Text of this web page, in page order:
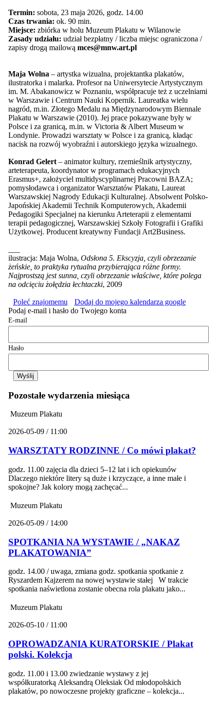
Termin: sobota, 23 maja 2026, godz. 14.00
Czas trwania: ok. 90 min.
Miejsce: zbiórka w holu Muzeum Plakatu w Wilanowie
Zasady udziału: udział bezpłatny / liczba miejsc ograniczona /
zapisy drogą mailową mces@mnw.art.pl
Maja Wolna – artystka wizualna, projektantka plakatów,
ilustratorka i malarka. Profesor na Uniwersytecie Artystycznym
im. M. Abakanowicz w Poznaniu, współpracuje też z uczelniami
w Warszawie i Centrum Nauki Kopernik. Laureatka wielu
nagród, m.in. Złotego Medalu na Międzynarodowym Biennale
Plakatu w Warszawie (2010). Jej prace pokazywane były w
Polsce i za granicą, m.in. w Victoria & Albert Museum w
Londynie. Prowadzi warsztaty w Polsce i za granicą, kładąc
nacisk na rozwój wyobraźni i autorskiego języka wizualnego.
Konrad Gelert– animator kultury, rzemieślnik artystyczny,
arteterapeuta, koordynator w programach edukacyjnych
Erasmus+, założyciel multidyscyplinarnej Pracowni BAZA;
pomysłodawca i organizator Warsztatów Plakatu, Laureat
Warszawskiej Nagrody Edukacji Kulturalnej. Absolwent Polsko-
Japońskiej Akademii Technik Komputerowych, Akademii
Pedagogiki Specjalnej na kierunku Arteterapii z elementami
terapii pedagogicznej, Warszawskiej Szkoły Fotografii i Grafiki
Użytkowej. Producent kreatywny Fundacji Art2Business.
ilustracja: Maja Wolna, Odsłona 5. Ekscyzja, czyli obrzezanie
żeńskie, to praktyka rytualna przybierająca różne formy.
Najprostszą jest sunna, czyli obrzezanie właściwe, które polega
na odcięciu żołędzia łechtaczki, 2009
Poleć znajomemu
Dodaj do mojego kalendarza google
Podaj e-mail i hasło do Twojego konta
E-mail
Hasło
Pozostałe wydarzenia miesiąca
Muzeum Plakatu
2026-05-09 / 11:00
WARSZTATY RODZINNE / Co mówi plakat?
godz. 11.00 zajęcia dla dzieci 5–12 lat i ich opiekunów
Dlaczego niektóre litery są duże i krzyczące, a inne małe i
spokojne? Jak kolory mogą zachęcać...
Muzeum Plakatu
2026-05-09 / 14:00
SPOTKANIA NA WYSTAWIE / „NAKAZ
PLAKATOWANIA”
godz. 14.00 / uwaga, zmiana godz. spotkania spotkanie z
Ryszardem Kajzerem na nowej wystawie stałej W trakcie
spotkania naświetlona zostanie obecna rola plakatu jako...
Muzeum Plakatu
2026-05-10 / 11:00
OPROWADZANIA KURATORSKIE / Plakat
polski. Kolekcja
godz. 11.00 i 13.00 zwiedzanie wystawy z jej
współkuratorką Aleksandrą Oleksiak Od młodopolskich
plakatów, po nowoczesne projekty graficzne – kolekcja...